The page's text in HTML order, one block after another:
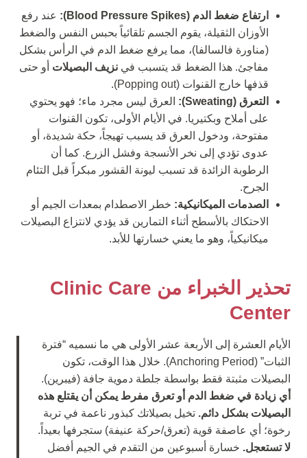
ارتفاع ضغط الدم (Blood Pressure Spikes):
عند رفع
الأوزان الثقيلة، يقوم الجسم تلقائياً بحبس النفس والضغط
(مناورة فالسالفا)، مما يرفع ضغط الدم في الرأس بشكل
مفاجئ. هذا الضغط قد يتسبب في نزيف البصيلات أو حتى
قذفها خارج القنوات (Popping out).
التعرق (Sweating):
العرق ليس مجرد ماء؛ فهو يحتوي
على أملاح وبكتيريا. في الأيام الأولى، تكون القنوات
مفتوحة، ودخول العرق قد يسبب تهيجاً، حكة شديدة، أو
عدوى تؤدي إلى نخر الأنسجة وفشل الزرع. كما أن
الرطوبة الزائدة قد تسبب ليونة القشور مبكراً قبل التئام
الجرح.
الصدمات الميكانيكية: خطر الاصطدام بمعدات الجيم أو
الاحتكاك بالأسطح أثناء التمارين قد يؤدي لانتزاع البصيلات
ميكانيكياً، وهو ما يعني خسارتها للأبد.
تحذير الخبراء من Clinic Care
Center
الأيام العشرة إلى الأربعة عشر الأولى هي ما نسميه “فترة
الثبات” (Anchoring Period). خلال هذا الوقت، تكون
البصيلات مثبتة فقط بواسطة جلطة دموية جافة (فيبرين).
أي زيادة في ضغط الدم أو تعرق مفرط يمكن أن يقتلع هذه
البصيلات بشكل دائم. تخيل بصيلاتك كبذور ناعمة في تربة
رخوة؛ أي عاصفة قوية (تعرق/حركة عنيفة) ستجرفها بعيداً.
لا تستعجل. خسارة أسبوعين من التقدم في الجيم أفضل